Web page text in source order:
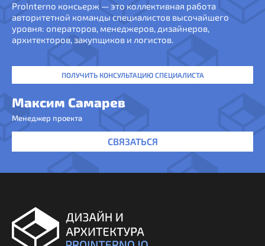
ProInterno консьерж — это коллективная работа
авторитетной команды специалистов высочайшего
уровня: операторов, менеджеров, дизайнеров,
архитекторов, закупщиков и логистов.
ПОЛУЧИТЬ КОНСУЛЬТАЦИЮ СПЕЦИАЛИСТА
Максим Самарев
Менеджер проекта
СВЯЗАТЬСЯ